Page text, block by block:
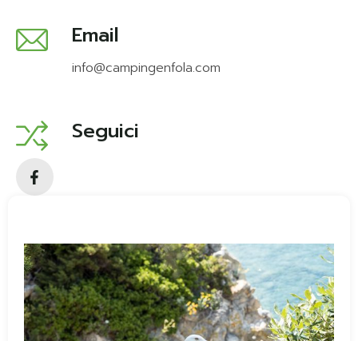
Email
info@campingenfola.com
Seguici